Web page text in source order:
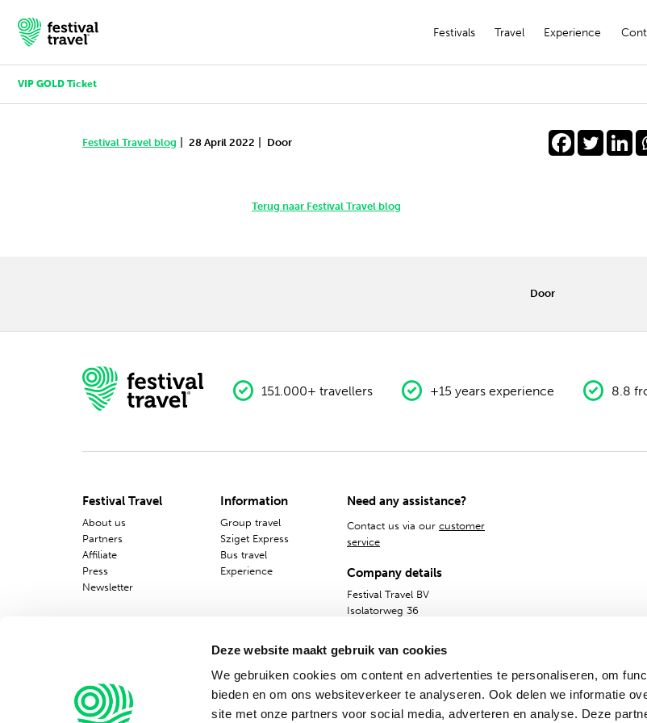
Deze website maakt gebruik van cookies
We gebruiken cookies om content en advertenties te personaliseren, om
bieden en om ons websiteverkeer te analyseren. Ook delen we informatie
site met onze partners voor social media, adverteren en analyse. Deze
Festivals Travel Experience
Festivals
VIP GOLD Ticket
Festival Travel blog | 28 April 2022 | Door
Terug naar Festival Travel blog
Door
151.000+ travellers +15 years experience 8.8
Festival Travel
About us
Partners
Affiliate
Press
Newsletter
Information
Group travel
Sziget Express
Bus travel
Experience
Need any assistance?
Contact us via our customer
service
Company details
Festival Travel BV
Isolatorweg 36